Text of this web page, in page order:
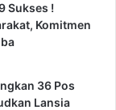
Sukses !
Komitmen
36 Pos
Lansia